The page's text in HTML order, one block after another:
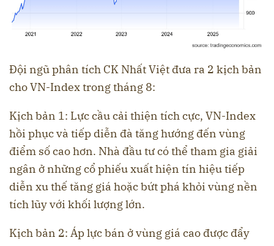
Đội ngũ phân tích CK Nhất Việt đưa ra 2 kịch bản
cho VN-Index trong tháng 8:
Kịch bản 1: Lực cầu cải thiện tích cực, VN-Index
hồi phục và tiếp diễn đà tăng hướng đến vùng
điểm số cao hơn. Nhà đầu tư có thể tham gia giải
ngân ở những cổ phiếu xuất hiện tín hiệu tiếp
diễn xu thế tăng giá hoặc bứt phá khỏi vùng nền
tích lũy với khối lượng lớn.
Kịch bản 2: Áp lực bán ở vùng giá cao được đẩy